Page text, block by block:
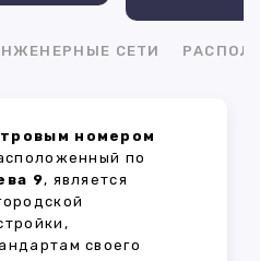
СЕТИ
номером
по
9, является
своего